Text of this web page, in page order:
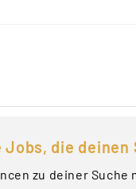
Jobs, die
zu deiner